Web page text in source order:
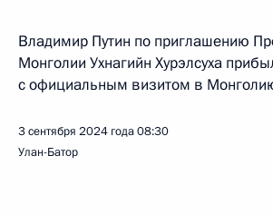
Владимир Путин по приглашению
Монголии Ухнагийн Хурэлсуха
с официальным визитом в
3 сентября 2024 года08:30
Улан-Батор